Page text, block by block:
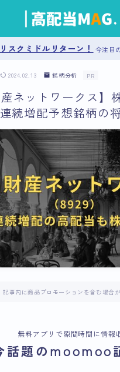
せ
ーポリシー
プ
スクミドルリターン！ 今注目
2024.02.13 銘柄分析 PR
産ネットワークス】
続増配予想銘柄の
記事内に商品プロモーションを含む場合
無料アプリで隙間時間に情報
話題のmoomoo